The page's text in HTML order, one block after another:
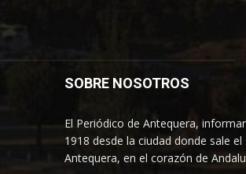
SOBRE NOSOTROS
El Periódico de Antequera,
1918 desde la ciudad donde sale el
Antequera, en el corazón de